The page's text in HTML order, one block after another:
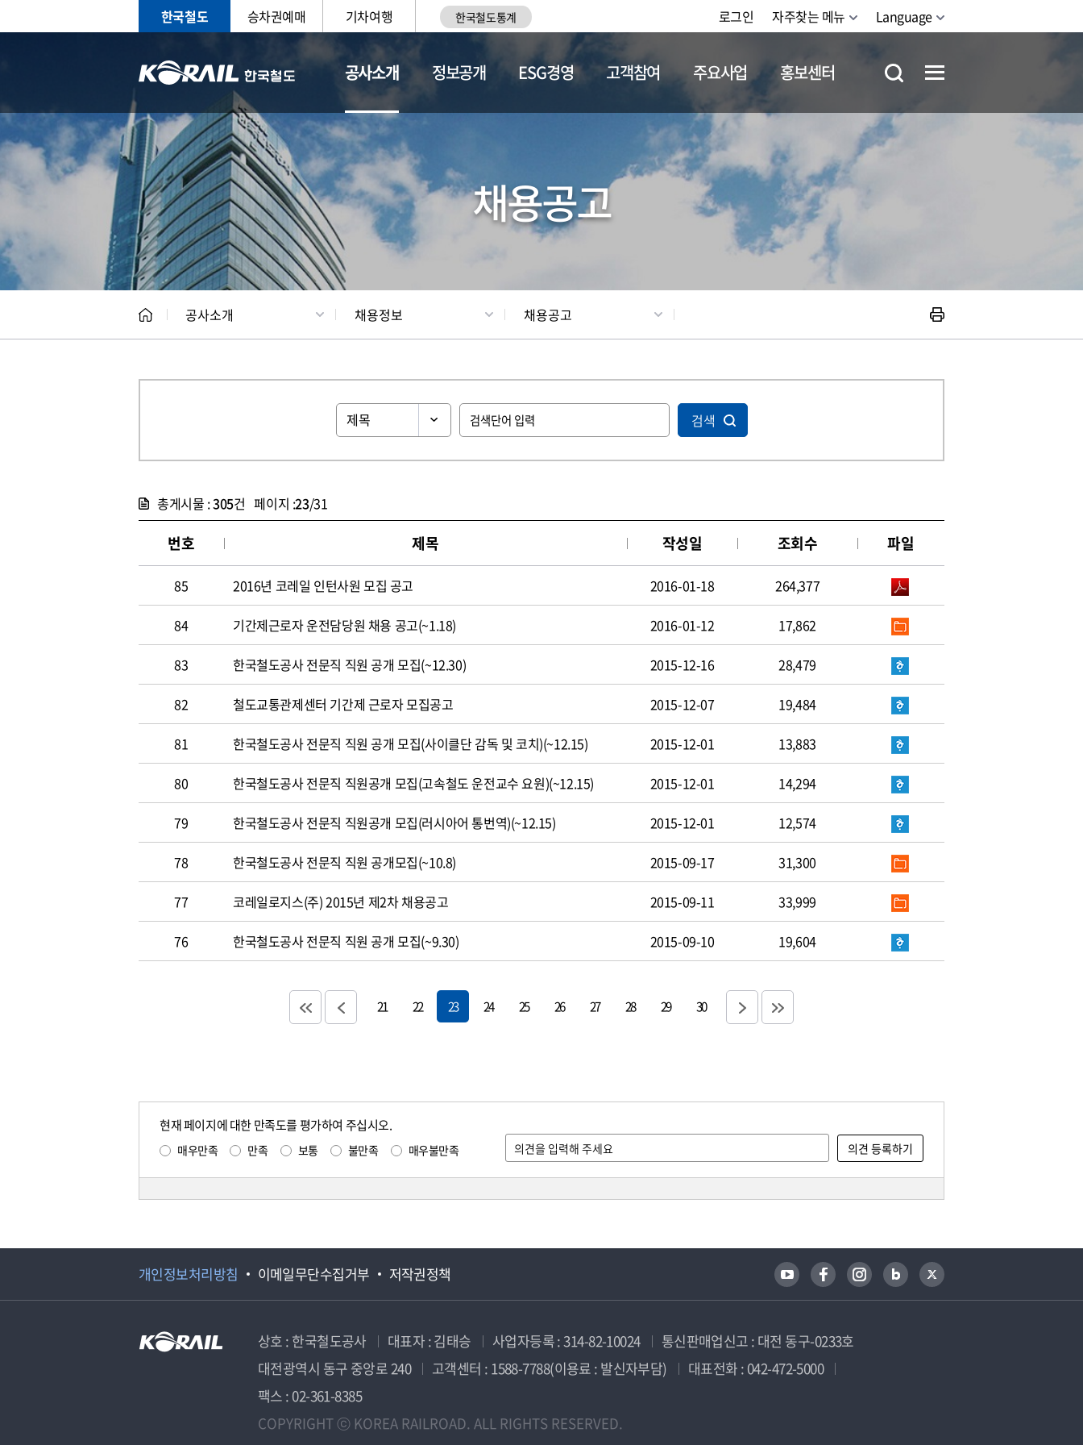
한국철도 승차권예매 기차여행 한국철도통계 로그인 자주찾는 메뉴 Language
공사소개
CEO 일반현황 채용정보
정보공개 ESG경영 고객참여 주요사업 홍보센터
채용공고
공사소개 채용정보 채용공고
검색
총게시물 :305건 페이지 :23/31
번호 제목 작성일 조회수 파일
85 2016년 코레일 인턴사원 모집 공고 2016-01-18 264,377
84 기간제근로자 운전담당원 채용 공고(~1.18) 2016-01-12 17,862
83 한국철도공사 전문직 직원 공개 모집(~12.30) 2015-12-16 28,479
82 철도교통관제센터 기간제 근로자 모집공고 2015-12-07 19,484
81 한국철도공사 전문직 직원 공개 모집(사이클단 감독 및 코치)(~12.15) 2015-12-01 13,883
80 한국철도공사 전문직 직원공개 모집(고속철도 운전교수 요원)(~12.15) 2015-12-01 14,294
79 한국철도공사 전문직 직원공개 모집(러시아어 통번역)(~12.15) 2015-12-01 12,574
78 한국철도공사 전문직 직원 공개모집(~10.8) 2015-09-17 31,300
77 코레일로지스(주) 2015년 제2차 채용공고 2015-09-11 33,999
76 한국철도공사 전문직 직원 공개 모집(~9.30) 2015-09-10 19,604
21 22 23 24 25 26 27 28 29 30
현재 페이지에 대한 만족도를 평가하여 주십시오.
매우만족 만족 보통 불만족 매우불만족
개인정보처리방침 이메일무단수집거부 저작권정책
상호 : 한국철도공사 대표자 : 김태승 사업자등록 : 314-82-10024
통신판매업신고 : 대전 동구-0233호
대전광역시 동구 중앙로 240
고객센터 : 1588-7788(이용료 : 발신자부담)
대표전화 : 042-472-5000
팩스 : 02-361-8385
COPYRIGHT ⓒ KOREA RAILROAD. ALL RIGHTS RESERVED.